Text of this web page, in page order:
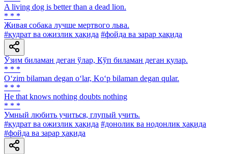
A living dog is better than a dead lion.
* * *
Живая собака лучше мертвого льва.
#қудрат ва ожизлик ҳақида #фойда ва зарар ҳақида
Ўзим биламан деган ўлар, Кўп биламан деган қулар.
* * *
O‘zim bilaman degan o‘lar, Ko‘p bilaman degan qular.
* * *
He that knows nothing doubts nothing
* * *
Умный любить учиться, глупый учить.
#қудрат ва ожизлик ҳақида #донолик ва нодонлик ҳақида
#фойда ва зарар ҳақида